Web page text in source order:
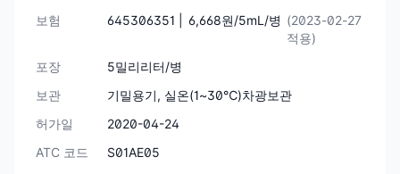
보험
645306351 | 6,668원/5mL/병 (2023-02-27
적용)
포장
5밀리리터/병
보관
기밀용기, 실온(1~30℃)차광보관
허가일
2020-04-24
ATC 코드
S01AE05